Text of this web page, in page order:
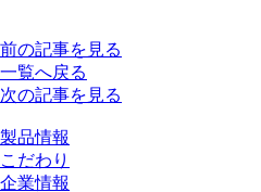
前の記事を見る
一覧へ戻る
次の記事を見る
製品情報
こだわり
企業情報